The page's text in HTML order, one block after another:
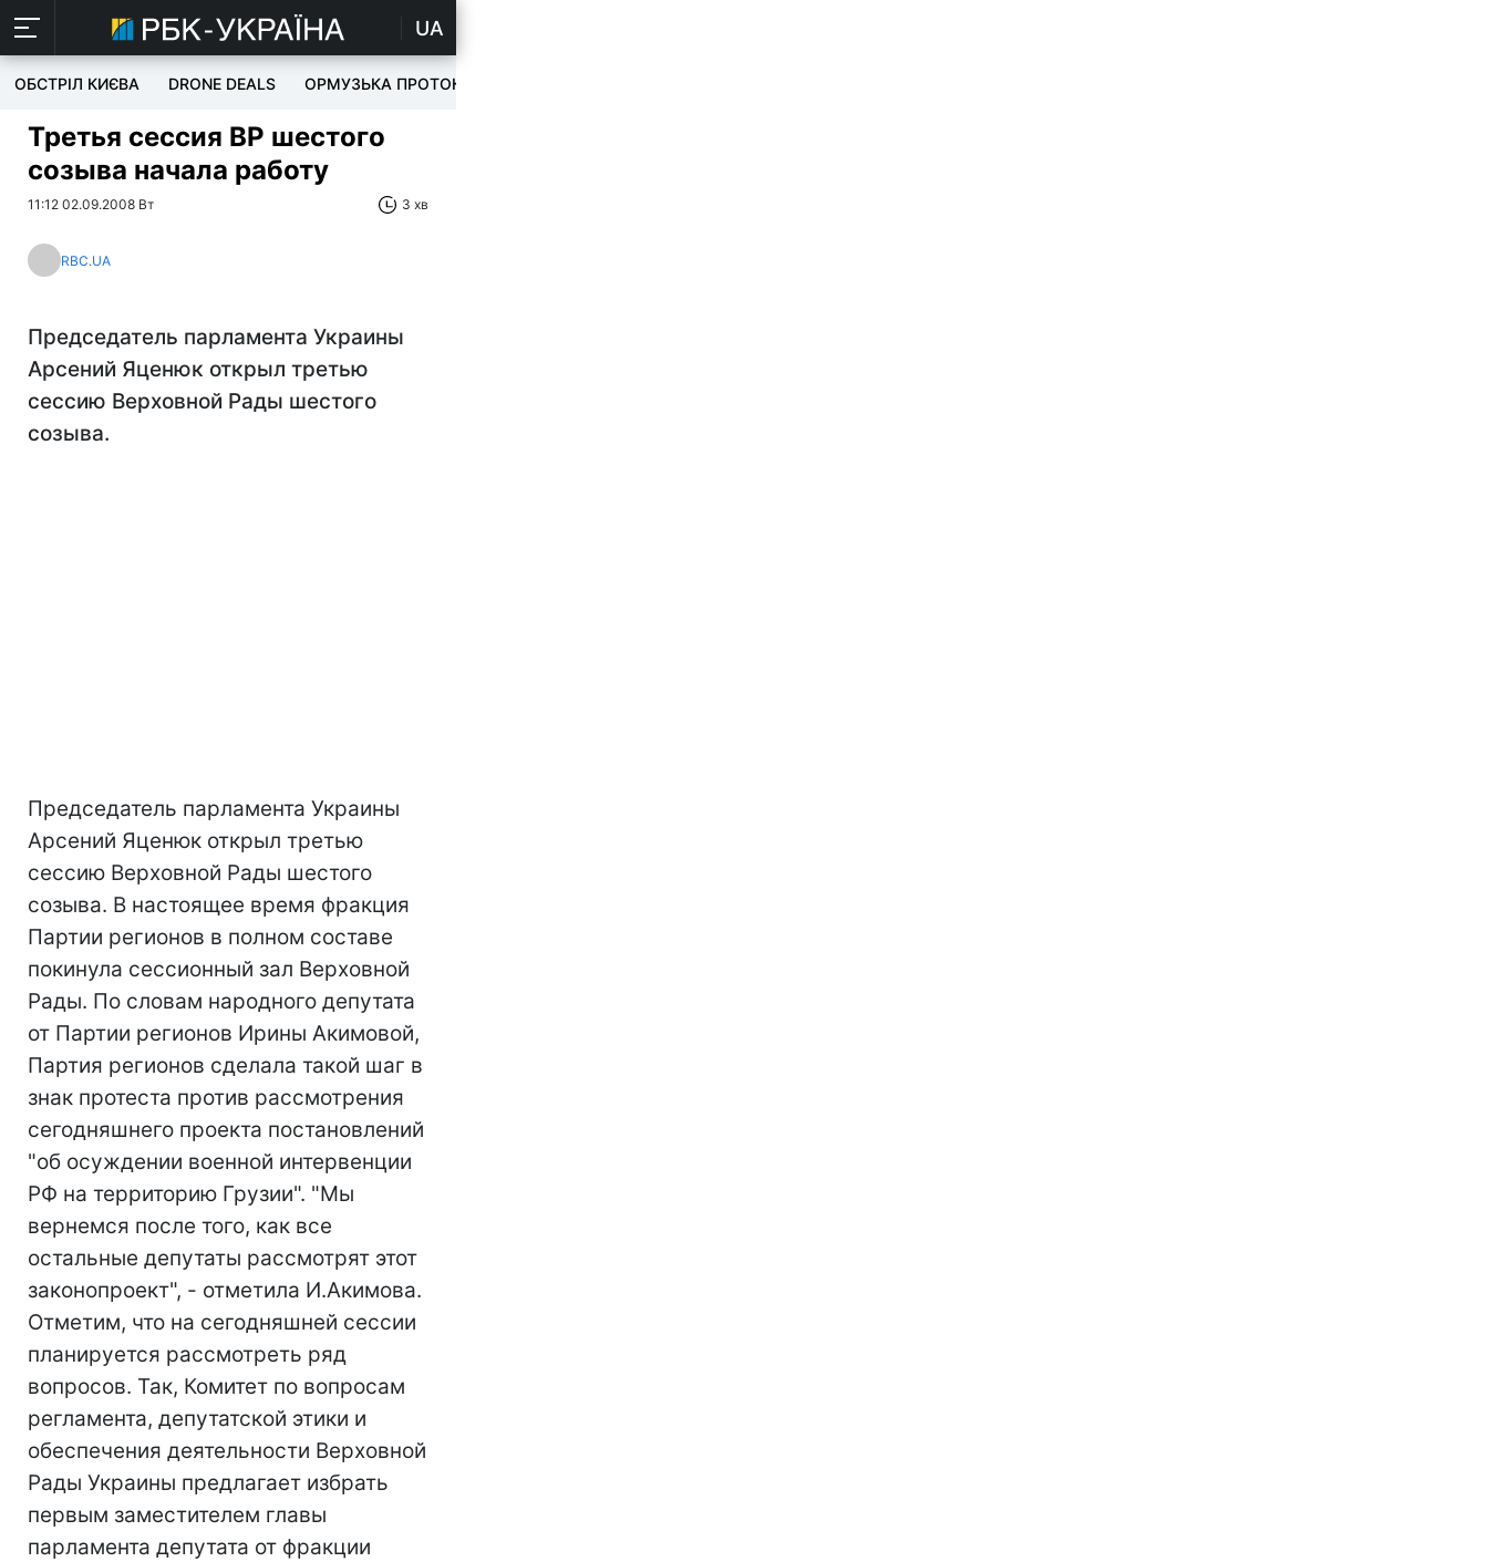
UA
ОБСТРІЛ КИЄВА DRONE DEALS ОРМУЗЬКА ПРОТОКА
Третья сессия ВР шестого
созыва начала работу
11:12 02.09.2008 Вт 3 хв
RBC.UA
Председатель парламента Украины
Арсений Яценюк открыл третью
сессию Верховной Рады шестого
созыва.
Председатель парламента Украины
Арсений Яценюк открыл третью
сессию Верховной Рады шестого
созыва. В настоящее время фракция
Партии регионов в полном составе
покинула сессионный зал Верховной
Рады. По словам народного депутата
от Партии регионов Ирины Акимовой,
Партия регионов сделала такой шаг в
знак протеста против рассмотрения
сегодняшнего проекта постановлений
"об осуждении военной интервенции
РФ на территорию Грузии". "Мы
вернемся после того, как все
остальные депутаты рассмотрят этот
законопроект", - отметила И.Акимова.
Отметим, что на сегодняшней сессии
планируется рассмотреть ряд
вопросов. Так, Комитет по вопросам
регламента, депутатской этики и
обеспечения деятельности Верховной
Рады Украины предлагает избрать
первым заместителем главы
парламента депутата от фракции